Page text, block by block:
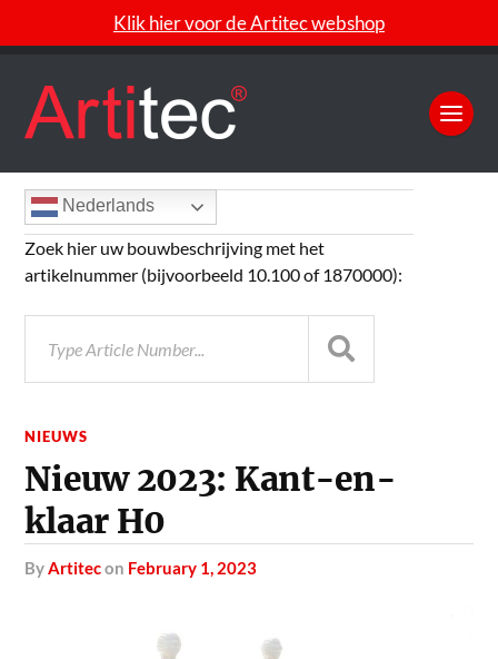
Klik hier voor de Artitec webshop
NIEUWS
Nieuw 2023: Kant-en-
klaar H0
byArtitecon February 1, 2023
Nederlands
Zoek hier uw bouwbeschrijving met het
artikelnummer (bijvoorbeeld 10.100 of 1870000):